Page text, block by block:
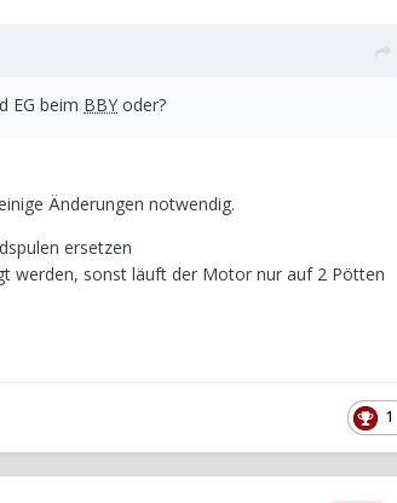
EG beim BBY oder?
Änderungen notwendig.
ersetzen
werden, sonst läuft der Motor nur auf 2 Pötten
1